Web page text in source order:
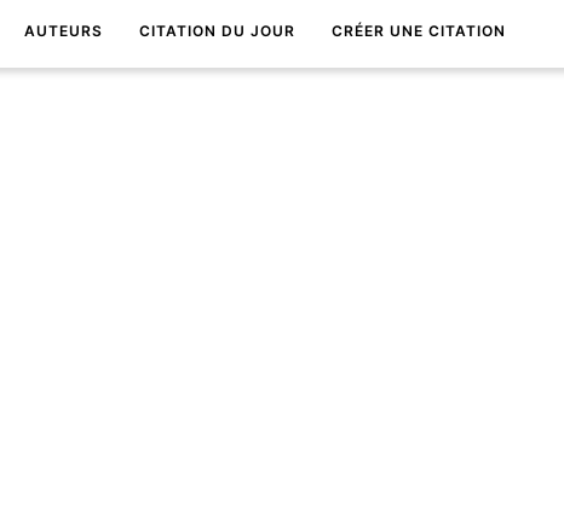
AUTEURS CITATION DU JOUR CRÉER UNE CITATION